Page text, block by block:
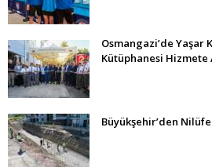
Osmangazi’de
Kütüphanesi Hizmete
Büyükşehir’den